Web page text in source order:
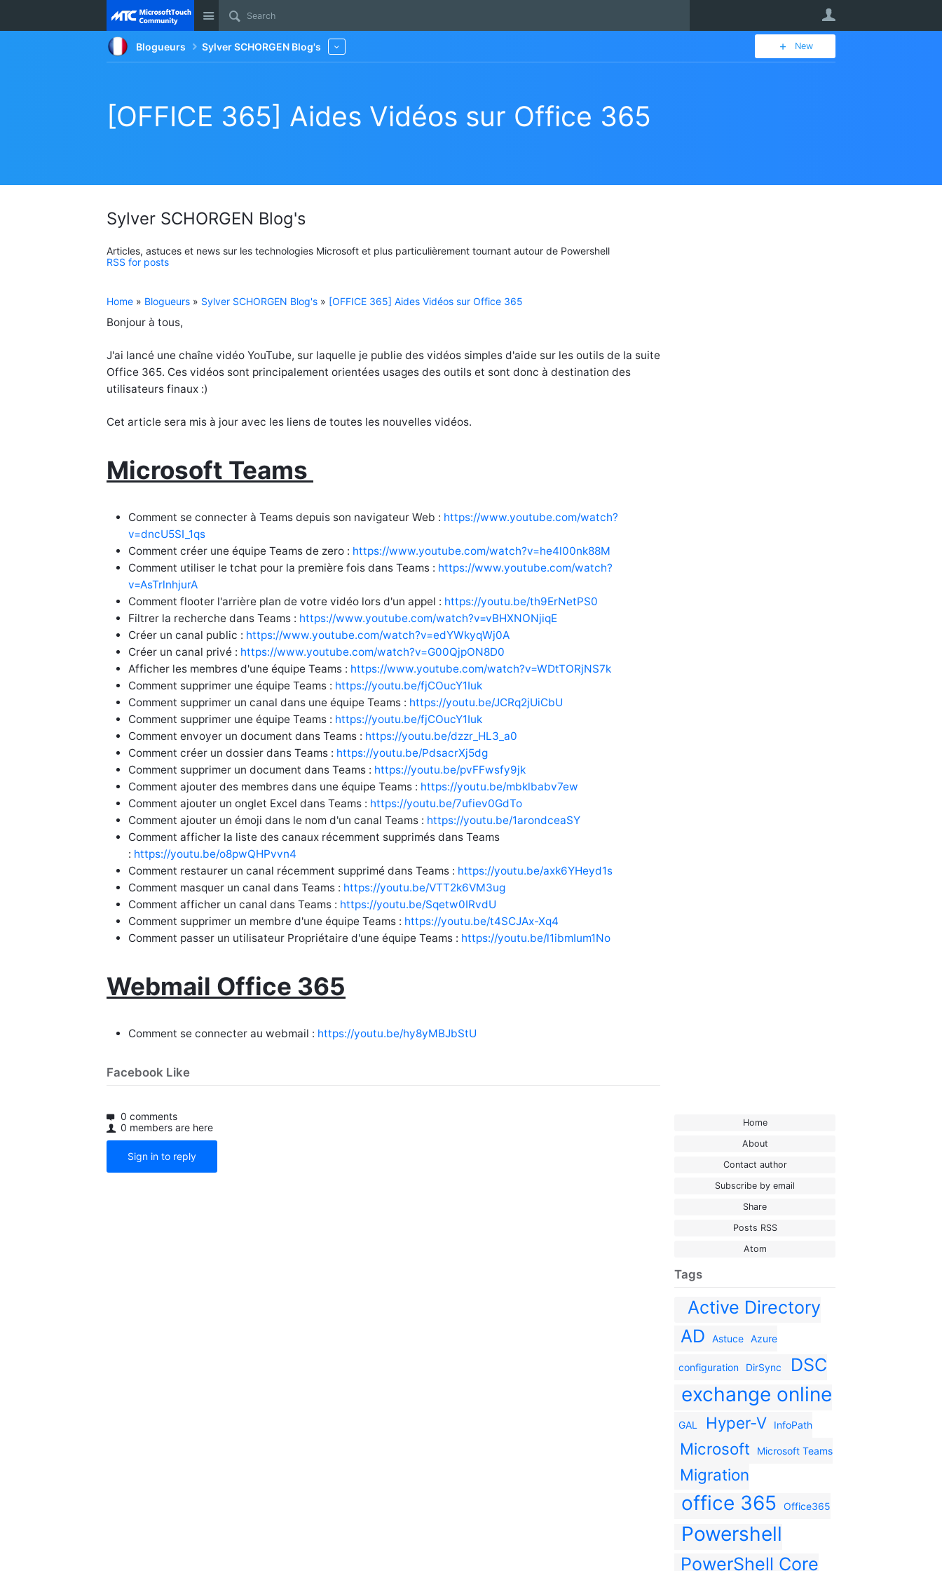
Site
Blogueurs Sylver SCHORGEN Blog's New
[OFFICE 365] Aides Vidéos sur Office 365
Sylver SCHORGEN Blog's
Articles, astuces et news sur les technologies Microsoft et plus particulièrement tournant autour de Powershell
RSS for posts
Home
About
Contact author
Subscribe by email
Share
Posts RSS
Atom
Tags
Active Directory
AD
Astuce Azure
configuration DirSync DSC
exchange online
GAL Hyper-V InfoPath
Microsoft Microsoft Teams
Migration
office 365 Office365
Powershell
PowerShell Core
Home » Blogueurs » Sylver SCHORGEN Blog's » [OFFICE 365] Aides Vidéos sur Office 365
Bonjour à tous,
J'ai lancé une chaîne vidéo YouTube, sur laquelle je publie des vidéos simples d'aide sur les outils de la suite
Office 365. Ces vidéos sont principalement orientées usages des outils et sont donc à destination des
utilisateurs finaux :)
Cet article sera mis à jour avec les liens de toutes les nouvelles vidéos.
Microsoft Teams
Comment se connecter à Teams depuis son navigateur Web : https://www.youtube.com/watch?
v=dncU5SI_1qs
Comment créer une équipe Teams de zero : https://www.youtube.com/watch?v=he4l00nk88M
Comment utiliser le tchat pour la première fois dans Teams : https://www.youtube.com/watch?
v=AsTrlnhjurA
Comment flooter l'arrière plan de votre vidéo lors d'un appel : https://youtu.be/th9ErNetPS0
Filtrer la recherche dans Teams : https://www.youtube.com/watch?v=vBHXNONjiqE
Créer un canal public : https://www.youtube.com/watch?v=edYWkyqWj0A
Créer un canal privé : https://www.youtube.com/watch?v=G00QjpON8D0
Afficher les membres d'une équipe Teams : https://www.youtube.com/watch?v=WDtTORjNS7k
Comment supprimer une équipe Teams : https://youtu.be/fjCOucY1Iuk
Comment supprimer un canal dans une équipe Teams : https://youtu.be/JCRq2jUiCbU
Comment supprimer une équipe Teams : https://youtu.be/fjCOucY1Iuk
Comment envoyer un document dans Teams : https://youtu.be/dzzr_HL3_a0
Comment créer un dossier dans Teams : https://youtu.be/PdsacrXj5dg
Comment supprimer un document dans Teams : https://youtu.be/pvFFwsfy9jk
Comment ajouter des membres dans une équipe Teams : https://youtu.be/mbklbabv7ew
Comment ajouter un onglet Excel dans Teams : https://youtu.be/7ufiev0GdTo
Comment ajouter un émoji dans le nom d'un canal Teams : https://youtu.be/1arondceaSY
Comment afficher la liste des canaux récemment supprimés dans Teams
: https://youtu.be/o8pwQHPvvn4
Comment restaurer un canal récemment supprimé dans Teams : https://youtu.be/axk6YHeyd1s
Comment masquer un canal dans Teams : https://youtu.be/VTT2k6VM3ug
Comment afficher un canal dans Teams : https://youtu.be/Sqetw0IRvdU
Comment supprimer un membre d'une équipe Teams : https://youtu.be/t4SCJAx-Xq4
Comment passer un utilisateur Propriétaire d'une équipe Teams : https://youtu.be/l1ibmIum1No
Webmail Office 365
Comment se connecter au webmail : https://youtu.be/hy8yMBJbStU
Facebook Like
0 comments
0 members are here
Sign in to reply